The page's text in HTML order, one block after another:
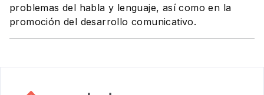
problemas del habla y lenguaje, así como en la
promoción del desarrollo comunicativo.